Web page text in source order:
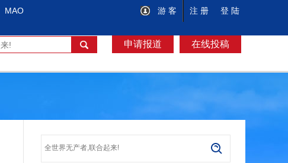
MAO 游 客 注 册 登 陆
申请报道 在线投稿